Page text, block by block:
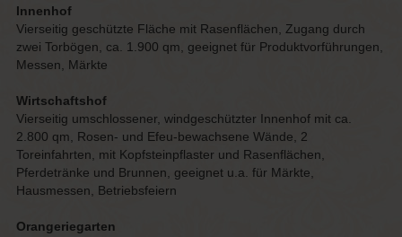
Innenhof
Vierseitig geschützte Fläche mit Rasenflächen, Zugang durch
zwei Torbögen, ca. 1.900 qm, geeignet für Produktvorführungen,
Messen, Märkte
Wirtschaftshof
Vierseitig umschlossener, windgeschützter Innenhof mit ca.
2.800 qm, Rosen- und Efeu-bewachsene Wände, 2
Toreinfahrten, mit Kopfsteinpflaster und Rasenflächen,
Pferdetränke und Brunnen, geeignet u.a. für Märkte,
Hausmessen, Betriebsfeiern
Orangeriegarten